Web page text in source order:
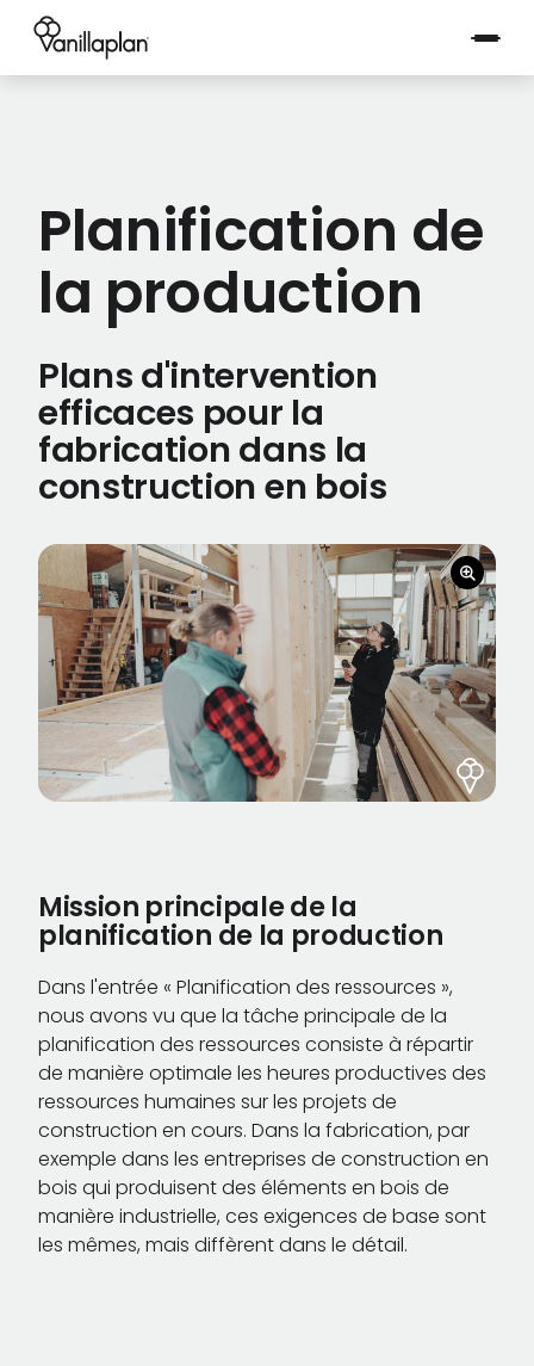
®
Planification de
la production
Plans d'intervention
efficaces pour la
fabrication dans la
construction en bois
Mission principale de la
planification de la production
Dans l'entrée « Planification des ressources »,
nous avons vu que la tâche principale de la
planification des ressources consiste à répartir
de manière optimale les heures productives des
ressources humaines sur les projets de
construction en cours. Dans la fabrication, par
exemple dans les entreprises de construction en
bois qui produisent des éléments en bois de
manière industrielle, ces exigences de base sont
les mêmes, mais diffèrent dans le détail.